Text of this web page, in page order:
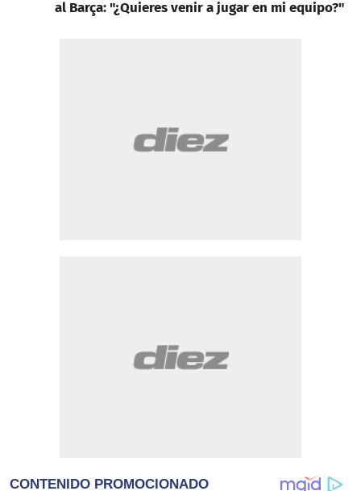
al Barça: "¿Quieres venir a jugar en mi equipo?"